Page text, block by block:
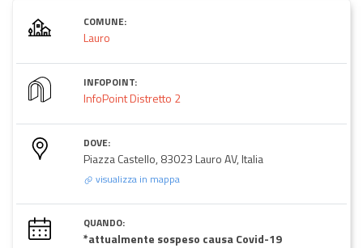
COMUNE:
Lauro
INFOPOINT:
InfoPoint Distretto 2
DOVE:
Piazza Castello, 83023 Lauro AV, Italia
visualizza in mappa
QUANDO:
*attualmente sospeso causa Covid-19